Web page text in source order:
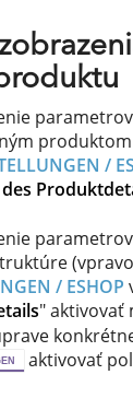
produktom
/
/ ESHOP
" aktivovať
aktivovať